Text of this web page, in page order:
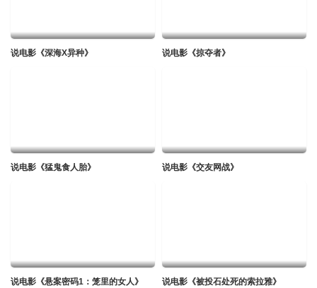
说电影《深海X异种》 说电影《掠夺者》
说电影《猛鬼食人胎》 说电影《交友网战》
说电影《悬案密码1：笼里的女人》 说电影《被投石处死的索拉雅》